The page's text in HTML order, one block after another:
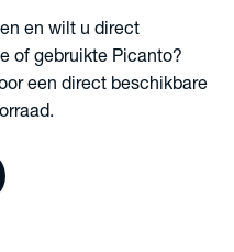
en wilt u direct
of gebruikte Picanto?
een direct beschikbare